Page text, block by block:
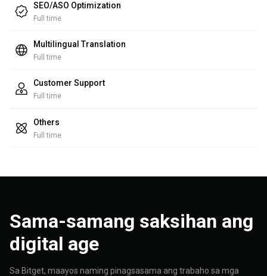
SEO/ASO Optimization
Full time
Multilingual Translation
Full time
Customer Support
Full time
Others
Full time
Sama-samang saksihan ang
digital age
Sa Bitget, maayos naming pinagsasama ang trabaho sa mga